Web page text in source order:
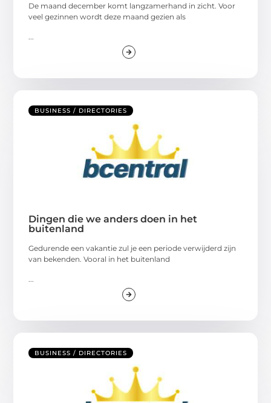
De maand december komt langzamerhand in zicht. Voor
veel gezinnen wordt deze maand gezien als
BUSINESS / DIRECTORIES
Dingen die we anders doen in het
buitenland
Gedurende een vakantie zul je een periode verwijderd zijn
van bekenden. Vooral in het buitenland
BUSINESS / DIRECTORIES